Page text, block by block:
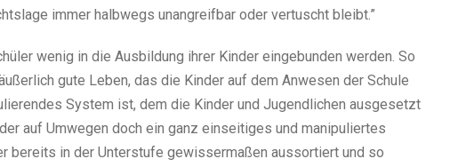
immer halb­wegs unan­greif­bar oder ver­tuscht bleibt.”
wenig in die Ausbildung ihrer Kinder ein­ge­bun­den wer­den. So
gute Leben, das die Kinder auf dem Anwesen der Schule
System ist, dem die Kinder und Jugendlichen aus­ge­setzt
auf Umwegen doch ein ganz ein­sei­ti­ges und mani­pu­lier­tes
bereits in der Unterstufe gewis­ser­ma­ßen aus­sor­tiert und so